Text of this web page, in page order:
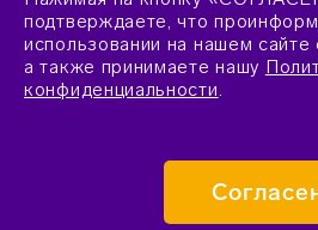
подтверждаете, что
использовании на нашем
а также принимаете нашу
конфиденциальности.